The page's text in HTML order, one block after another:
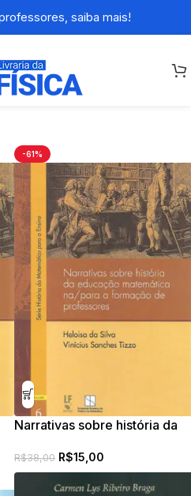
saiba mais!
-61%
Narrativas sobre história da
na/para a formação de
professores
R$38,00 R$15,00